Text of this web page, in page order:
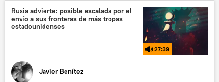
📰 Operación rusa de desmilitarización y desnazificación de Ucrania
Ucrania
🛡️ Zonas de conflicto
Rusia advierte: posible escalada por el
envío a sus fronteras de más tropas
estadounidenses
27:39
Javier Benítez